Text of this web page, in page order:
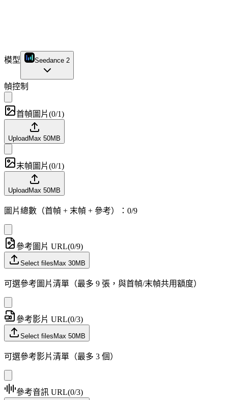
模型 Seedance 2
幀控制
首幀圖片(0/1)
Upload Max 50MB
末幀圖片(0/1)
Upload Max 50MB
圖片總數（首幀 + 末幀 + 參考）：0/9
參考圖片 URL(0/9)
Select files Max 30MB
可選參考圖片清單（最多 9 張，與首幀/末幀共用額度）
參考影片 URL(0/3)
Select files Max 50MB
可選參考影片清單（最多 3 個）
參考音訊 URL(0/3)